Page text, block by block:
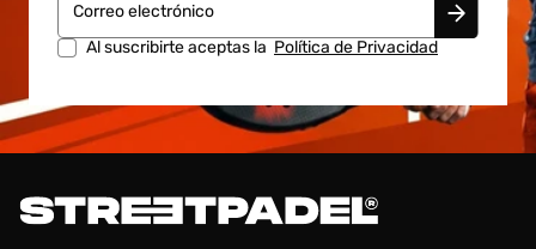
Correo electrónico
Al suscribirte aceptas la Política de Privacidad